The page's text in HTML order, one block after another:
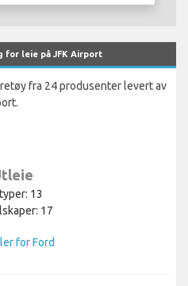
leie på JFK Airport
fra 24 produsenter levert av
13
17
for Ford